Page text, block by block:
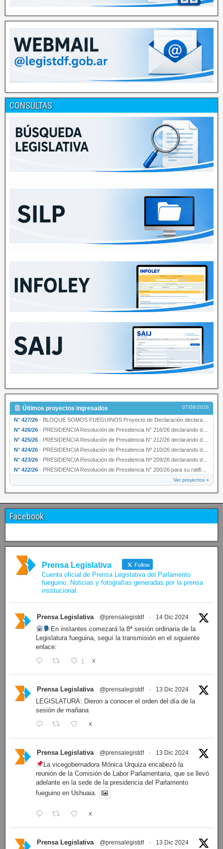
CONSULTAS
Últimos proyectos ingresados 07/08/2026
N° 427/26 · BLOQUE SOMOS FUEGUINOS Proyecto de Declaración declarando de interés provincial PRESIDENCI…
N° 426/26 · PRESIDENCIA Resolución de Presidencia N° 216/26 declarando de interés provincial la labor …
N° 425/26 · PRESIDENCIA Resolución de Presidencia N° 212/26 declarando de interés provincial el “50° A…
N° 424/26 · PRESIDENCIA Resolución de Presidencia Nº 210/26 declarando de interés provincial el proyec…
N° 423/26 · PRESIDENCIA Resolución de Presidencia Nº 209/26 declarando de interés provincial la presen…
N° 422/26 · PRESIDENCIA Resolución de Presidencia N° 200/26 para su ratificación.
Ver proyectos »
Facebook
Prensa Legislativa Follow
Cuenta oficial de Prensa Legislativa del Parlamento
fueguino. Noticias y fotografías generadas por la prensa
institucional.
Prensa Legislativa @prensalegistdf · 14 Dic 2024
En instantes comezará la 8ª sesión ordinaria de la
Legislatura fueguina, seguí la transmisión en el siguiente
enlace:
1 X
Prensa Legislativa @prensalegistdf · 13 Dic 2024
LEGISLATURA: Dieron a conocer el orden del día de la
sesión de mañana
X
Prensa Legislativa @prensalegistdf · 13 Dic 2024
La vicegobernadora Mónica Urquiza encabezó la
reunión de la Comisión de Labor Parlamentaria, que se llevó
adelante en la sede de la presidencia del Parlamento
fueguino en Ushuaia.
X
Prensa Legislativa @prensalegistdf · 13 Dic 2024